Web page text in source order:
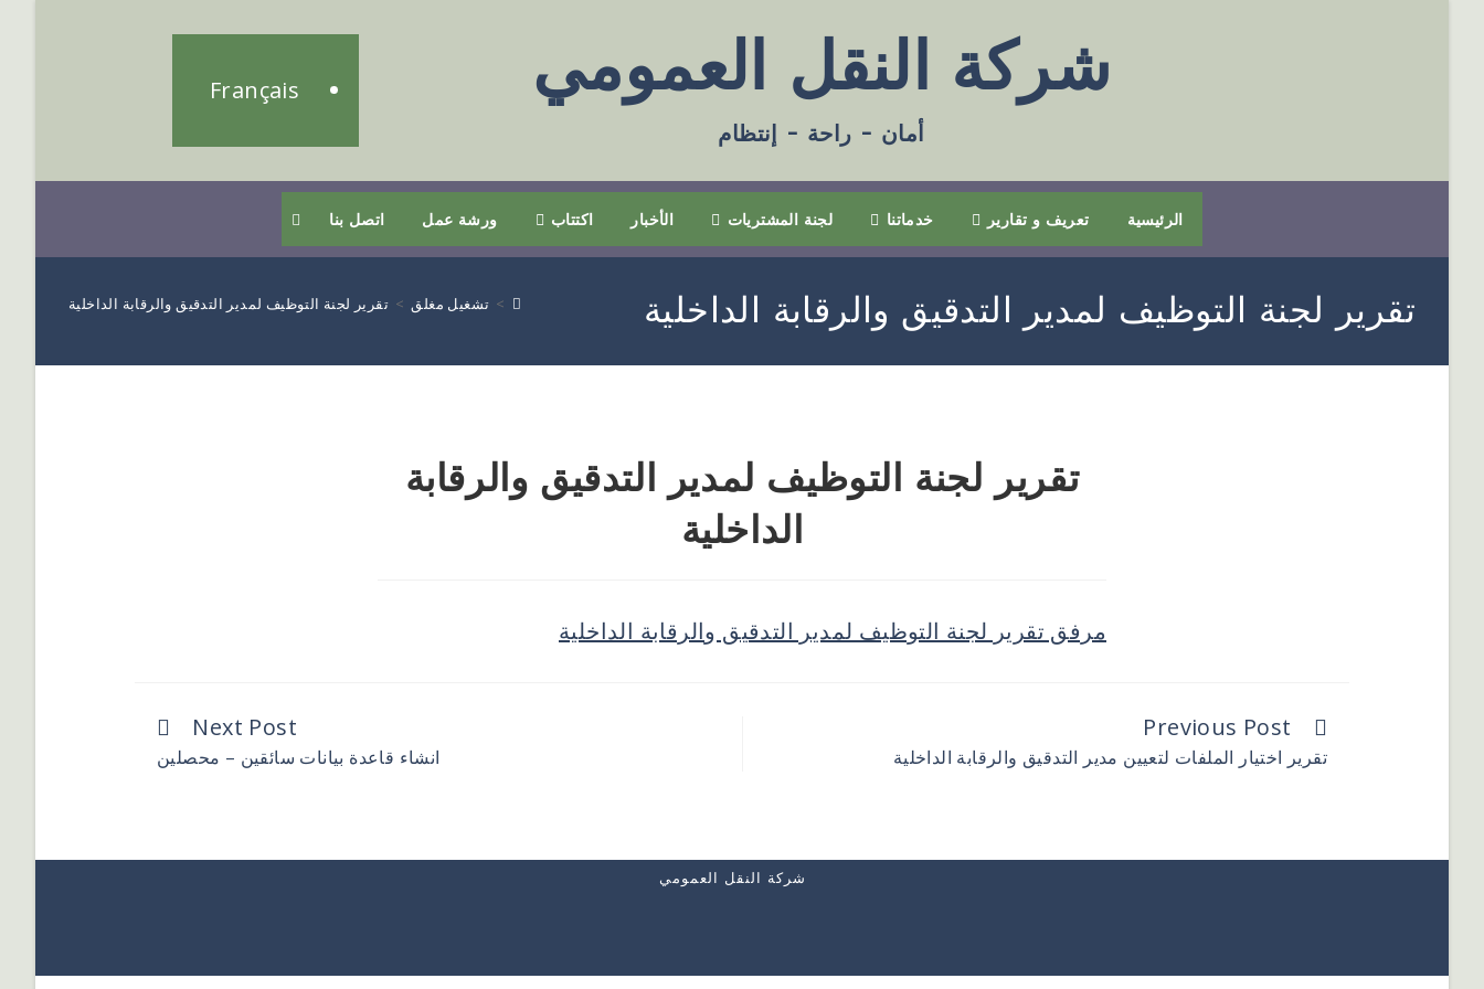
شركة النقل العمومي
أمان - راحة - إنتظام
Français
الرئيسية تعريف و تقارير خدماتنا لجنة المشتريات الأخبار اكتتاب ورشة عمل اتصل بنا
تقرير لجنة التوظيف لمدير التدقيق والرقابة الداخلية > تشغيل مغلق > تقرير لجنة التوظيف لمدير التدقيق والرقابة الداخلية
تقرير لجنة التوظيف لمدير التدقيق والرقابة
الداخلية
مرفق تقرير لجنة التوظيف لمدير التدقيق والرقابة الداخلية
Previous Post
تقرير اختيار الملفات لتعيين مدير التدقيق والرقابة الداخلية
Next Post
انشاء قاعدة بيانات سائقين – محصلين
شركة النقل العمومي